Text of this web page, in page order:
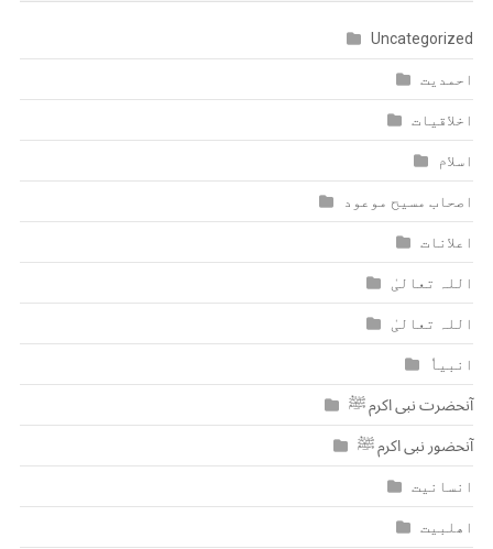
Uncategorized
احمدیت
اخلاقیات
اسلام
اصحاب مسیح موعود
اعلانات
اللہ تعالیٰ
اللہ تعالیٰ
انبیاٗ
آنحضرت نبی اکرم ﷺ
آنحضور نبی اکرم ﷺ
انسانیت
اھلبیت